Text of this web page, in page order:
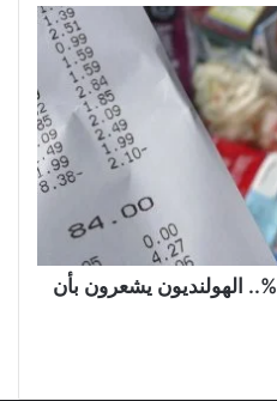
رغم استقرار التضخم عند 3%.. الهولنديون يشعرون بأن